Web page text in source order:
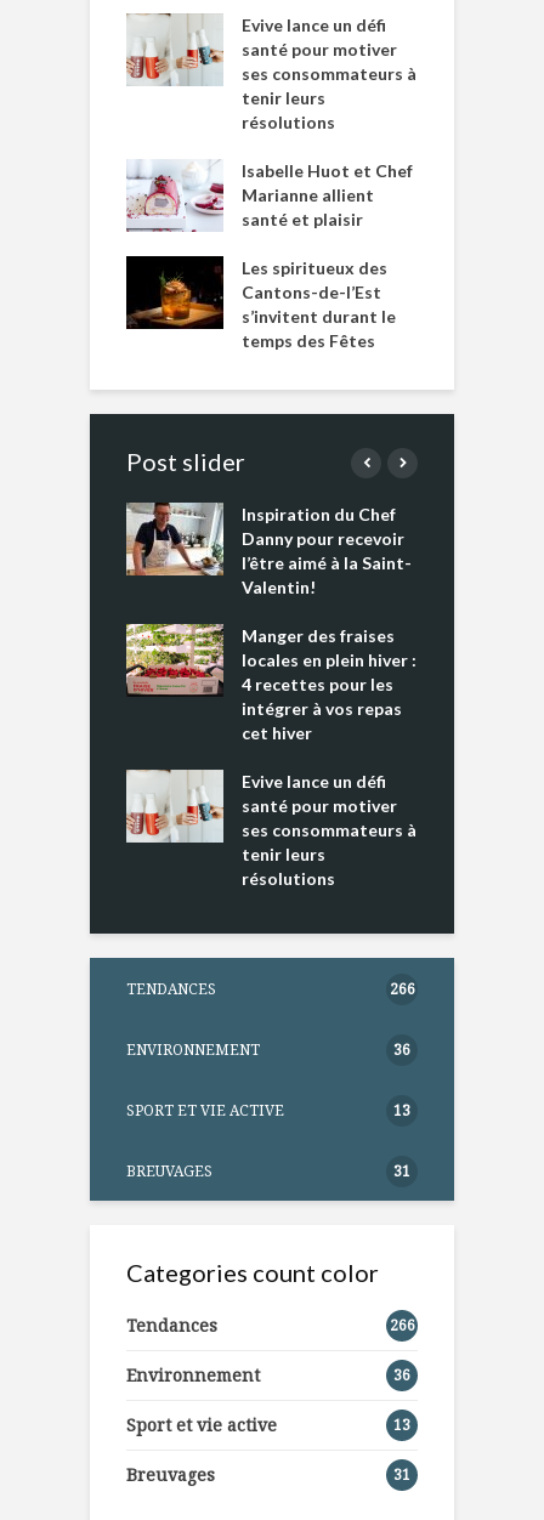
Evive lance un défi
santé pour motiver
ses consommateurs à
tenir leurs
résolutions
Isabelle Huot et Chef
Marianne allient
santé et plaisir
Les spiritueux des
Cantons-de-l’Est
s’invitent durant le
temps des Fêtes
Post slider
Inspiration du Chef
Danny pour recevoir
l’être aimé à la Saint-
Valentin!
Manger des fraises
locales en plein hiver :
4 recettes pour les
intégrer à vos repas
cet hiver
Evive lance un défi
santé pour motiver
ses consommateurs à
tenir leurs
résolutions
TENDANCES 266
ENVIRONNEMENT 36
SPORT ET VIE ACTIVE 13
BREUVAGES 31
Categories count color
Tendances 266
Environnement 36
Sport et vie active 13
Breuvages 31